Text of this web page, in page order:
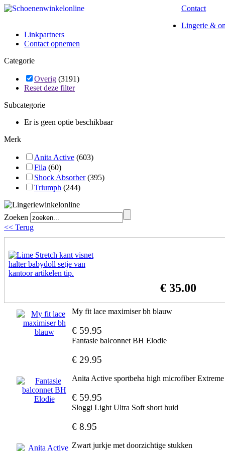
Contact
Lingerie &
Linkpartners
Contact opnemen
Categorie
Overig (3191)
Reset deze filter
Subcategorie
Er is geen optie beschikbaar
Merk
Anita Active (603)
Fila (60)
Shock Absorber(395)
Triumph (244)
Zoeken
<< Terug
€ 35.00
My fit lace maximiser bh blauw
€ 59.95
Fantasie balconnet BH Elodie
€ 29.95
Anita Active sportbeha high microfiber
€ 59.95
Sloggi Light Ultra Soft short huid
€ 8.95
Zwart jurkje met doorzichtige stukken